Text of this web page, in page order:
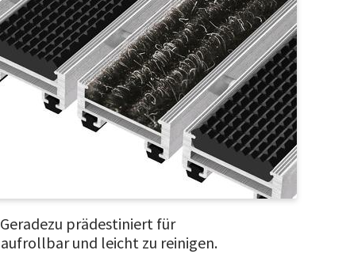
prädestiniert für
und leicht zu reinigen.